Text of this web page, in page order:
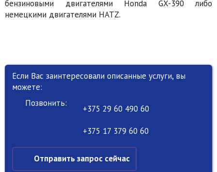
бензиновыми двигателями Honda GX-390 либо
немецкими двигателями HATZ.
Если Вас заинтересовали описанные услуги, вы
можете:
Позвонить:
+375 29 60 490 60
+375 17 379 60 60
Отправить запрос сейчас